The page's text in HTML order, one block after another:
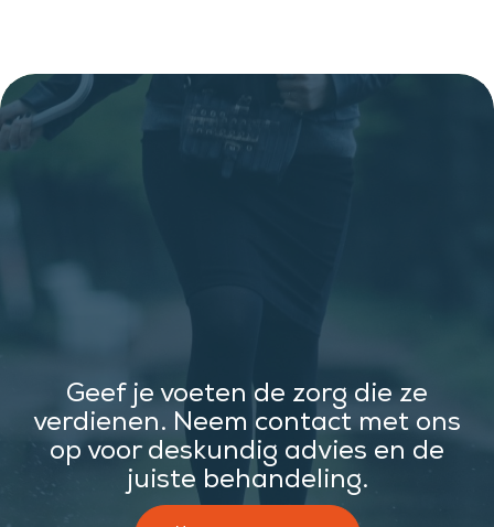
Geef je voeten de zorg die ze
verdienen. Neem contact met ons
op voor deskundig advies en de
juiste behandeling.